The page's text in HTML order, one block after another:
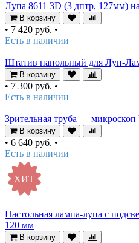
Лупа 8611 3D (3 дптр, 127мм)
В корзину
• 7 420 руб. •
Есть в наличии
Штатив напольный для Луп-
В корзину
• 7 300 руб. •
Есть в наличии
Зрительная труба — микроскоп
В корзину
• 6 640 руб. •
Есть в наличии
ХИТ
Настольная лампа-лупа с
120 мм
В корзину